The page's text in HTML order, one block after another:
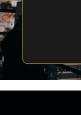
Sorry, No posts.